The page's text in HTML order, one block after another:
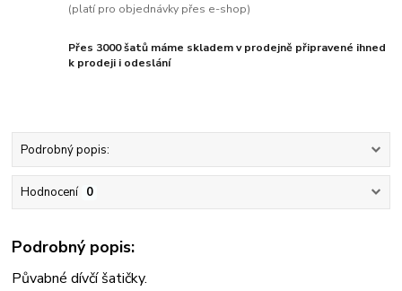
(platí pro objednávky přes e-shop)
Přes 3000 šatů máme skladem v prodejně připravené ihned
k prodeji i odeslání
Podrobný popis:
Hodnocení 0
Podrobný popis:
Půvabné dívčí šatičky.